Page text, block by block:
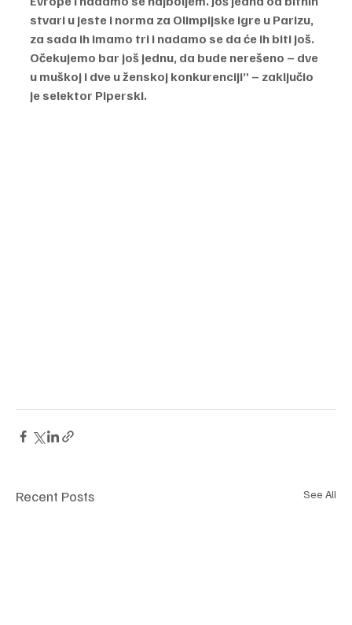
stvari u jeste i norma za Olimpijske igre u Parizu,
za sada ih imamo tri i nadamo se da će ih biti još.
Očekujemo bar još jednu, da bude nerešeno – dve
u muškoj i dve u ženskoj konkurenciji” – zaključio
je selektor Piperski.
Recent Posts See All